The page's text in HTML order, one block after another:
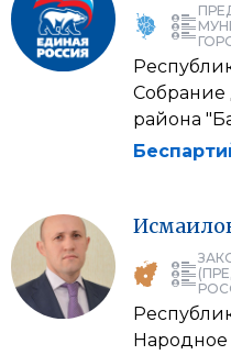
Собрание
района
Народное